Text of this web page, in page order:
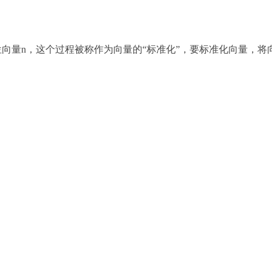
量n，这个过程被称作为向量的“标准化”，要标准化向量，将